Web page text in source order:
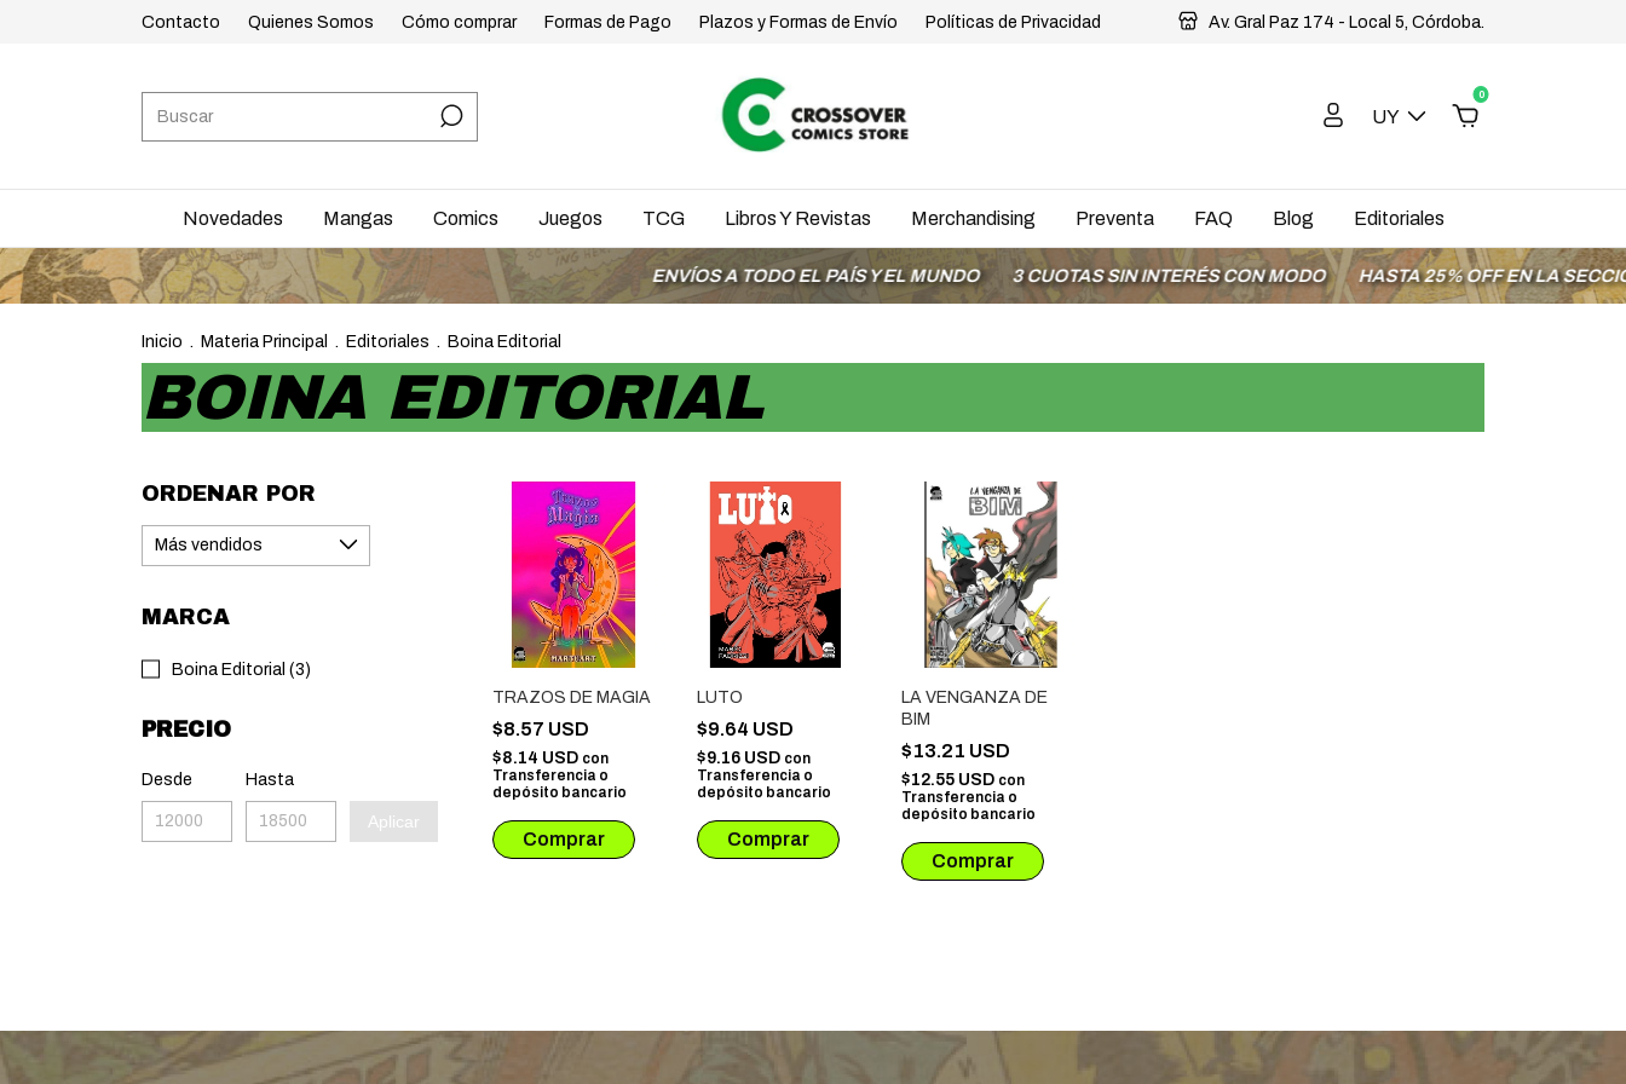
Contacto Quienes Somos Cómo comprar Formas de Pago Plazos y Formas de Envío Políticas de Privacidad Av. Gral Paz 174 - Local 5, Córdoba.
UY
0
Novedades Mangas Comics Juegos TCG Libros Y Revistas Merchandising Preventa FAQ Blog Editoriales
ENVÍOS A TODO EL PAÍS Y EL MUNDO 3 CUOTAS SIN INTERÉS CON MODO HASTA 25% OFF EN LA SECCIÓN
Inicio . Materia Principal . Editoriales . Boina Editorial
BOINA EDITORIAL
ORDENAR POR
MARCA
Boina Editorial (3)
PRECIO
Desde Hasta
Aplicar
TRAZOS DE MAGIA
$8.57 USD
$8.14 USD con
Transferencia o
depósito bancario
LUTO
$9.64 USD
$9.16 USD con
Transferencia o
depósito bancario
LA VENGANZA DE
BIM
$13.21 USD
$12.55 USD con
Transferencia o
depósito bancario